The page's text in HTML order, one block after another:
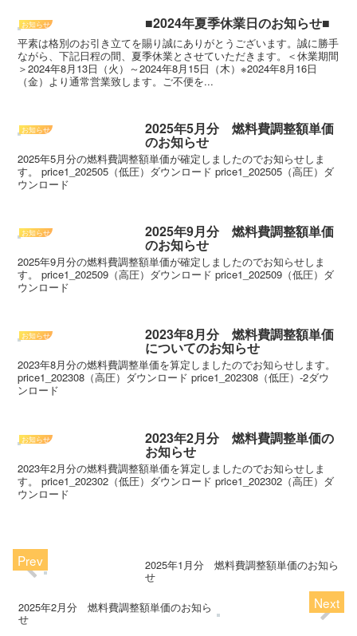
お知らせ ■2024年夏季休業日のお知らせ■
平素は格別のお引き立てを賜り誠にありがとうございます。誠に勝手
ながら、下記日程の間、夏季休業とさせていただきます。＜休業期間
＞2024年8月13日（火）～2024年8月15日（木）※2024年8月16日
（金）より通常営業致します。ご不便を...
お知らせ 2025年5月分 燃料費調整額単価
のお知らせ
2025年5月分の燃料費調整額単価が確定しましたのでお知らせしま
す。 price1_202505（低圧）ダウンロード price1_202505（高圧）ダ
ウンロード
お知らせ 2025年9月分 燃料費調整額単価
のお知らせ
2025年9月分の燃料費調整額単価が確定しましたのでお知らせしま
す。 price1_202509（高圧）ダウンロード price1_202509（低圧）ダ
ウンロード
お知らせ 2023年8月分 燃料費調整額単価
についてのお知らせ
2023年8月分の燃料費調整単価を算定しましたのでお知らせします。
price1_202308（高圧）ダウンロード price1_202308（低圧）-2ダウ
ンロード
お知らせ 2023年2月分 燃料費調整単価の
お知らせ
2023年2月分の燃料費調整額単価を算定しましたのでお知らせしま
す。 price1_202302（低圧）ダウンロード price1_202302（高圧）ダ
ウンロード
2025年1月分 燃料費調整額単価のお知ら
せ
2025年2月分 燃料費調整額単価のお知ら
せ